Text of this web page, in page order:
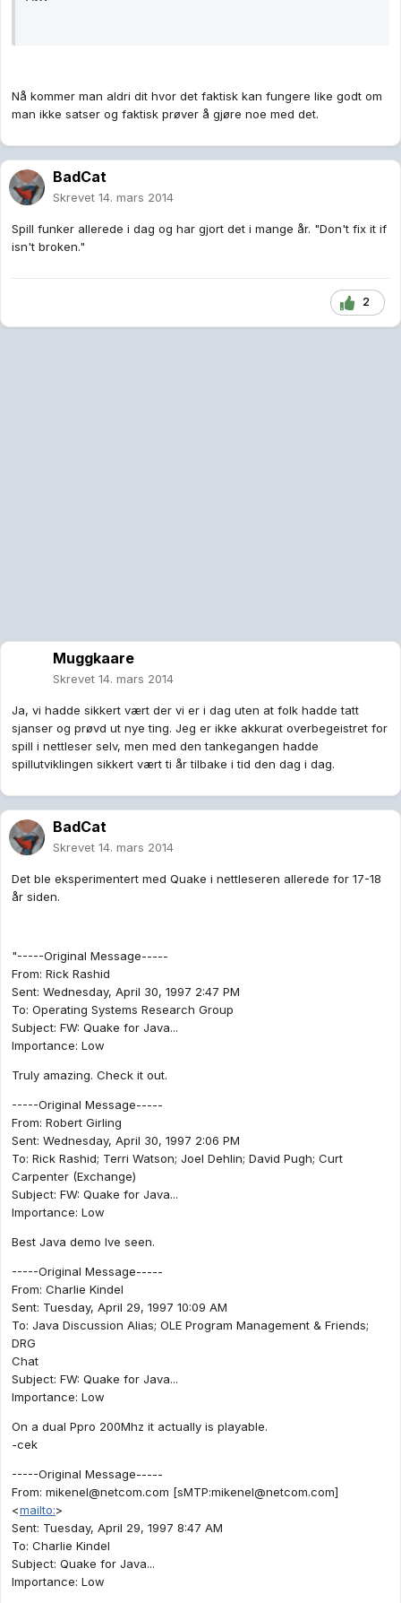
Nå kommer man aldri dit hvor det faktisk kan fungere like godt om
man ikke satser og faktisk prøver å gjøre noe med det.
BadCat
Skrevet 14. mars 2014
Spill funker allerede i dag og har gjort det i mange år. "Don't fix it if
isn't broken."
2
Muggkaare
Skrevet 14. mars 2014
Ja, vi hadde sikkert vært der vi er i dag uten at folk hadde tatt
sjanser og prøvd ut nye ting. Jeg er ikke akkurat overbegeistret for
spill i nettleser selv, men med den tankegangen hadde
spillutviklingen sikkert vært ti år tilbake i tid den dag i dag.
BadCat
Skrevet 14. mars 2014
Det ble eksperimentert med Quake i nettleseren allerede for 17-18
år siden.
"-----Original Message-----
From: Rick Rashid
Sent: Wednesday, April 30, 1997 2:47 PM
To: Operating Systems Research Group
Subject: FW: Quake for Java...
Importance: Low
Truly amazing. Check it out.
-----Original Message-----
From: Robert Girling
Sent: Wednesday, April 30, 1997 2:06 PM
To: Rick Rashid; Terri Watson; Joel Dehlin; David Pugh; Curt
Carpenter (Exchange)
Subject: FW: Quake for Java...
Importance: Low
Best Java demo Ive seen.
-----Original Message-----
From: Charlie Kindel
Sent: Tuesday, April 29, 1997 10:09 AM
To: Java Discussion Alias; OLE Program Management & Friends;
DRG
Chat
Subject: FW: Quake for Java...
Importance: Low
On a dual Ppro 200Mhz it actually is playable.
-cek
-----Original Message-----
From: mikenel@netcom.com [sMTP:mikenel@netcom.com]
<mailto:>
Sent: Tuesday, April 29, 1997 8:47 AM
To: Charlie Kindel
Subject: Quake for Java...
Importance: Low